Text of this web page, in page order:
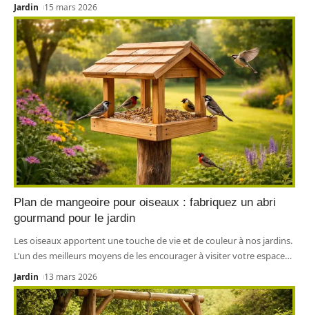
Jardin 15 mars 2026
Plan de mangeoire pour oiseaux : fabriquez un abri
gourmand pour le jardin
Les oiseaux apportent une touche de vie et de couleur à nos jardins.
L’un des meilleurs moyens de les encourager à visiter votre espace…
Jardin 13 mars 2026